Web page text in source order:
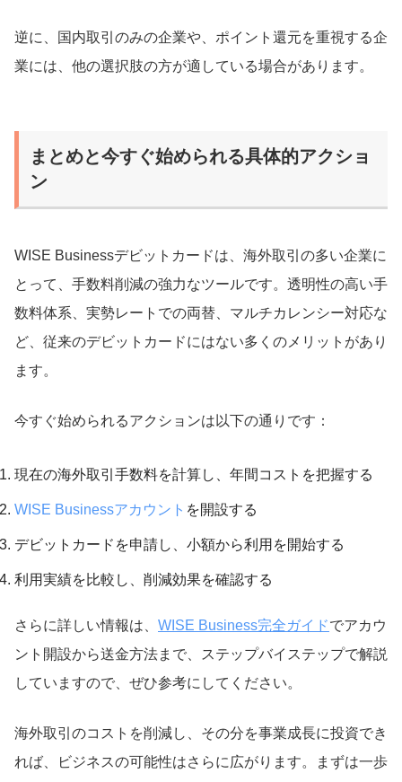
逆に、国内取引のみの企業や、ポイント還元を重視する企
業には、他の選択肢の方が適している場合があります。
まとめと今すぐ始められる具体的アクショ
ン
WISE Businessデビットカードは、海外取引の多い企業に
とって、手数料削減の強力なツールです。透明性の高い手
数料体系、実勢レートでの両替、マルチカレンシー対応な
ど、従来のデビットカードにはない多くのメリットがあり
ます。
今すぐ始められるアクションは以下の通りです：
現在の海外取引手数料を計算し、年間コストを把握する
WISE Businessアカウント を開設する
デビットカードを申請し、小額から利用を開始する
利用実績を比較し、削減効果を確認する
さらに詳しい情報は、 WISE Business完全ガイドでアカウ
ント開設から送金方法まで、ステップバイステップで解説
していますので、ぜひ参考にしてください。
海外取引のコストを削減し、その分を事業成長に投資でき
れば、ビジネスの可能性はさらに広がります。まずは一歩